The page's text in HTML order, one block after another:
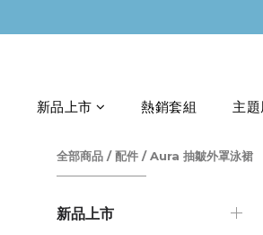
新品上市 熱銷套組 主
全部商品 /配件 /Aura 抽皺外罩泳裙
新品上市